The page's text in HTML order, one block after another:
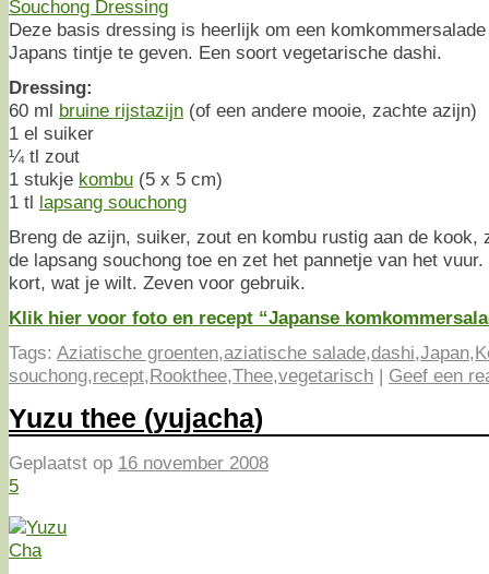
Deze basis dressing is heerlijk om een
Japans tintje te geven. Een soort vegetarische dashi.
Dressing:
60 ml bruine rijstazijn (of een andere mooie, zachte azijn)
1 el suiker
¼ tl zout
1 stukje kombu (5 x 5 cm)
1 tl lapsang souchong
Breng de azijn, suiker, zout en kombu rustig aan de kook,
de lapsang souchong toe en zet het pannetje van het
kort, wat je wilt. Zeven voor gebruik.
Klik hier voor foto en recept “Japanse
Tags: Aziatische groenten,aziatische salade,dashi,Japan,
souchong,recept,Rookthee,Thee,vegetarisch | Geef een
Yuzu thee (yujacha)
Geplaatst op 16 november 2008
5